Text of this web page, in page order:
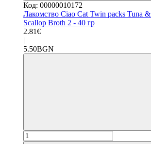
Код: 00000010172
Лакомство Ciao Cat Twin packs Tuna
Scallop Broth 2 - 40 гр
2.81€
|
5.50BGN